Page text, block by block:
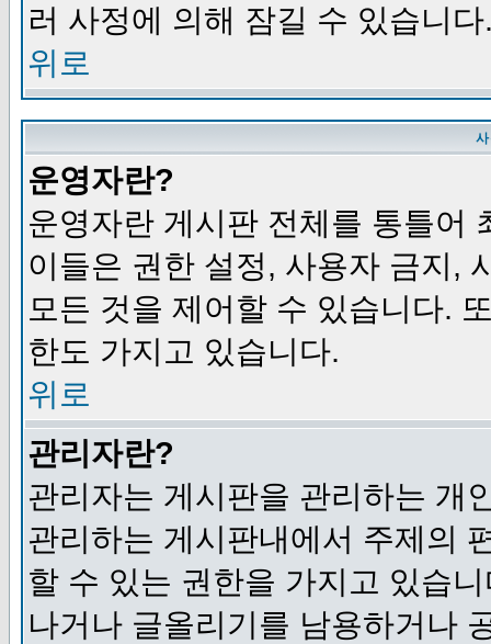
러 사정에 의해 잠길 수 있습니다
위로
운영자란?
운영자란 게시판 전체를 통틀어
이들은 권한 설정, 사용자 금지,
모든 것을 제어할 수 있습니다.
한도 가지고 있습니다.
위로
관리자란?
관리자는 게시판을 관리하는 개
관리하는 게시판내에서 주제의
할 수 있는 권한을 가지고 있습
나거나 글올리기를 남용하거나